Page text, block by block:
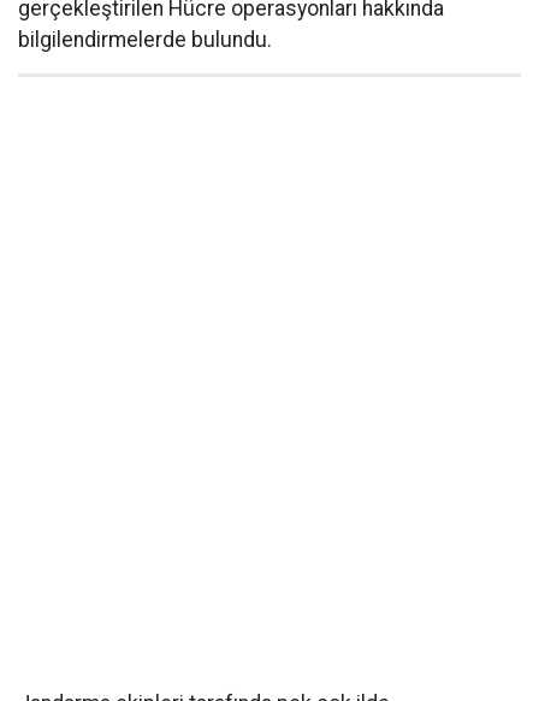
gerçekleştirilen Hücre operasyonları hakkında
bilgilendirmelerde bulundu.